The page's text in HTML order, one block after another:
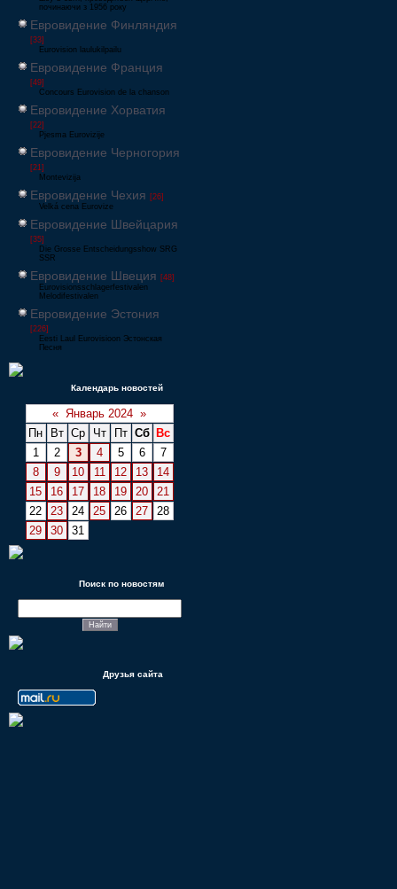
починаючи з 1956 року
Евровидение Финляндия
[33]
Eurovision laulukilpailu
Евровидение Франция
[49]
Concours Eurovision de la chanson
Евровидение Хорватия
[22]
Pjesma Eurovizije
Евровидение Черногория
[21]
Montevizija
Евровидение Чехия [26]
Velká cena Eurovize
Евровидение Швейцария
[35]
Die Grosse Entscheidungsshow SRG
SSR
Евровидение Швеция [48]
Eurovisionsschlagerfestivalen
Melodifestivalen
Евровидение Эстония
[226]
Eesti Laul Eurovisioon Эстонская
Песня
Календарь новостей
« Январь 2024 »
Пн
Вт Ср Чт Пт Сб
Вс
1
2 3 4 5 6
7
8
9 10 11 12 13
14
15
16 17 18 19 20
21
22
23 24 25 26 27
28
29
30 31
Поиск по новостям
Друзья сайта